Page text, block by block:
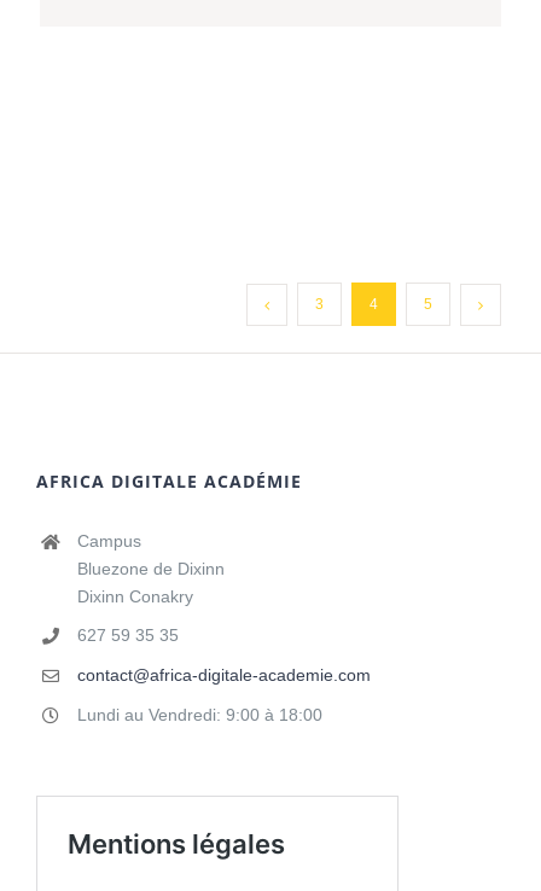
3 4 5
AFRICA DIGITALE ACADÉMIE
Campus
Bluezone de Dixinn
Dixinn Conakry
627 59 35 35
contact@africa-digitale-academie.com
Lundi au Vendredi: 9:00 à 18:00